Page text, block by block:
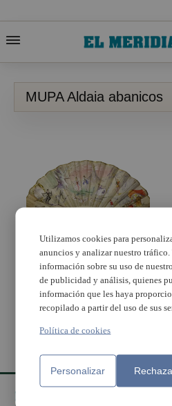
MUPA Aldaia abanicos
El MUPA amplia la seua
col·lecció amb 237
noves peces
Utilizamos cookies para
anuncios y analizar nuestro
información sobre su uso de
de publicidad y análisis, quienes
información que les haya
recopilado a partir del uso de sus
Política de cookies
Personalizar